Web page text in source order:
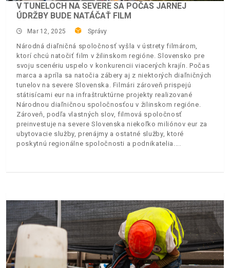
V TUNELOCH NA SEVERE SA POČAS JARNEJ
ÚDRŽBY BUDE NATÁČAŤ FILM
Mar 12, 2025 Správy
Národná diaľničná spoločnosť vyšla v ústrety filmárom,
ktorí chcú natočiť film v žilinskom regióne. Slovensko pre
svoju scenériu uspelo v konkurencii viacerých krajín. Počas
marca a apríla sa natočia zábery aj z niektorých diaľničných
tunelov na severe Slovenska. Filmári zároveň prispejú
státisícami eur na infraštruktúrne projekty realizované
Národnou diaľničnou spoločnosťou v žilinskom regióne.
Zároveň, podľa vlastných slov, filmová spoločnosť
preinvestuje na severe Slovenska niekoľko miliónov eur za
ubytovacie služby, prenájmy a ostatné služby, ktoré
poskytnú regionálne spoločnosti a podnikatelia.